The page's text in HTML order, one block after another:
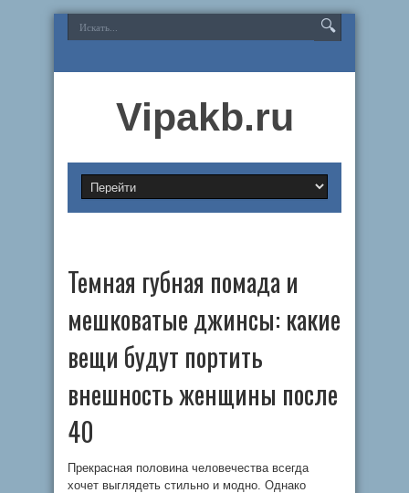
Vipakb.ru
Темная губная помада и
мешковатые джинсы: какие
вещи будут портить
внешность женщины после
40
Прекрасная половина человечества всегда
хочет выглядеть стильно и модно. Однако